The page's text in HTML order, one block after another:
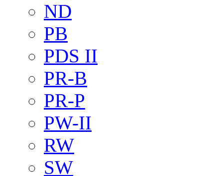
ND
PB
PDS II
PR-B
PR-P
PW-II
RW
SW